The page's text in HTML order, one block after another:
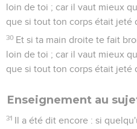
loin de toi ; car il vaut mieux
que si tout ton corps était jeté
30 Et si ta main droite te fait
loin de toi ; car il vaut mieux
que si tout ton corps était jeté
Enseignement au
31 Il a été dit encore : si